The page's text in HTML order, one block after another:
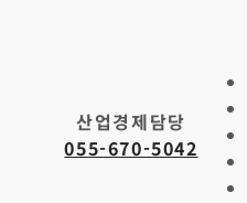
산업경제담당
055-670-5042